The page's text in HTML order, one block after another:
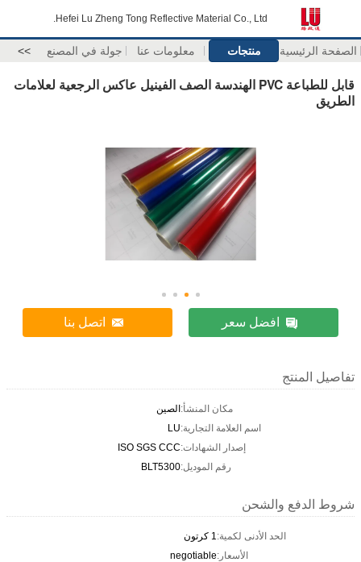
Hefei Lu Zheng Tong Reflective Material Co., Ltd.
الصفحة الرئيسية منتجات معلومات عنا جولة في المصنع >>
قابل للطباعة PVC الهندسة الصف الفينيل عاكس الرجعية لعلامات
الطريق
افضل سعر اتصل بنا
تفاصيل المنتج
مكان المنشأ:الصين
اسم العلامة التجارية:LU
إصدار الشهادات:ISO SGS CCC
رقم الموديل:BLT5300
شروط الدفع والشحن
الحد الأدنى لكمية:1 كرتون
الأسعار:negotiable